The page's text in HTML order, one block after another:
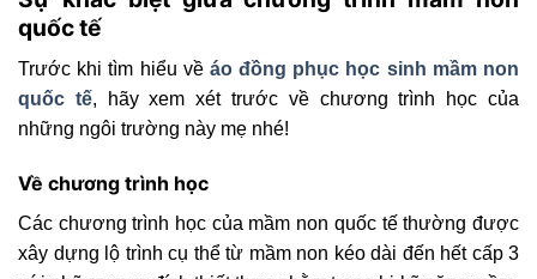
quốc tế
Trước khi tìm hiểu vềáo đồng phục học sinh mầm non
quốc tế, hãy xem xét trước về chương trình học của
những ngôi trường này mẹ nhé!
Về chương trình học
Các chương trình học của mầm non quốc tế thường được
xây dựng lộ trình cụ thể từ mầm non kéo dài đến hết cấp 3